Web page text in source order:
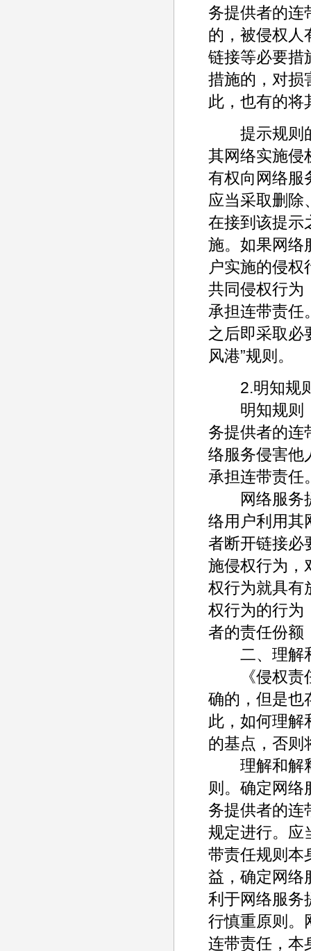
务提供者的连
的，被侵权人
链接等必要措
措施的，对损
此，也有的将
提示规则的
其网络实施侵
有权向网络服
应当采取删除
在接到该提示
施。如果网络
户实施的侵
共同侵权行为
承担连带责任
之后即采取必
风港”规则。
2.明知规
明知规则，
务提供者的连
络服务侵害他
承担连带责任
网络服务提
络用户利用其
者断开链接必
施侵权行为，
权行为就具有
权行为的行为
者的责任份额
二、理解和
《侵权责任
确的，但是也
此，如何理解
的基点，否则
理解和解释
则。确定网络
务提供者的连
规定进行。应
带责任规则本
益，确定网络
利于网络服务
行慎重原则。
连带责任，本